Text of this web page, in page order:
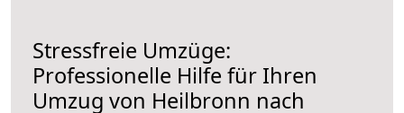
Stressfreie Umzüge:
Professionelle Hilfe für Ihren
Umzug von Heilbronn nach